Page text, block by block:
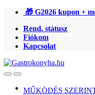
Ugrás
navigációhoz
Ugrás
tartalomra
🎁 G2026 kupon +
Rend. státusz
Fiókom
Kapcsolat
OpenClose
MŰKÖDÉS